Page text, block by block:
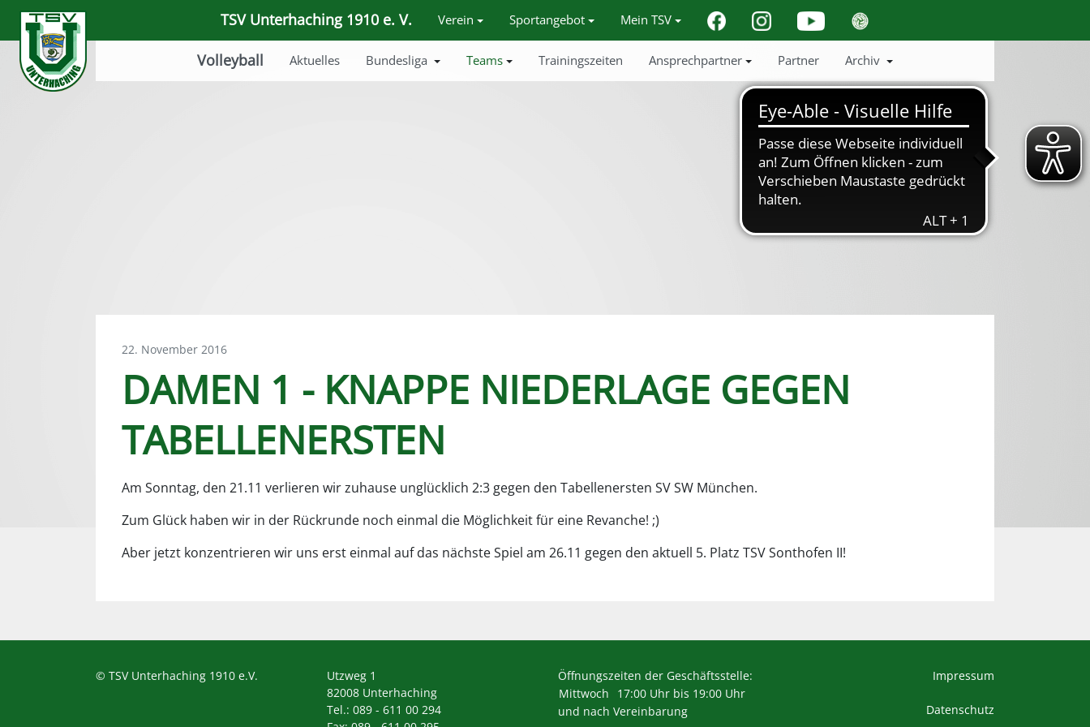
TSV Unterhaching 1910 e. V. Verein Sportangebot Mein TSV
Volleyball Aktuelles Bundesliga Teams Trainingszeiten Ansprechpartner Partner Archiv
22. November 2016
DAMEN 1 - KNAPPE NIEDERLAGE GEGEN
TABELLENERSTEN
Am Sonntag, den 21.11 verlieren wir zuhause unglücklich 2:3 gegen den Tabellenersten SV SW München.
Zum Glück haben wir in der Rückrunde noch einmal die Möglichkeit für eine Revanche! ;)
Aber jetzt konzentrieren wir uns erst einmal auf das nächste Spiel am 26.11 gegen den aktuell 5. Platz TSV Sonthofen II!
© TSV Unterhaching 1910 e.V.
Utzweg 1
82008 Unterhaching
Tel.: 089 - 611 00 294
Öffnungszeiten der Geschäftsstelle:
Mittwoch
17:00 Uhr bis 19:00 Uhr
und nach Vereinbarung
Impressum
Datenschutz